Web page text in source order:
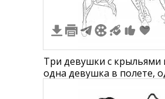
Три девушки с крыльями
одна девушка в полете,